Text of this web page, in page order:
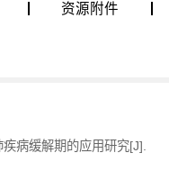
资源附件
病缓解期的应用研究[J].